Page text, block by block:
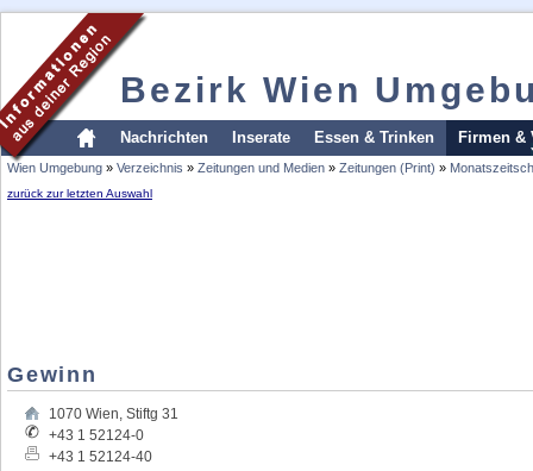
Bezirk Wien
Nachrichten Inserate Essen & Trinken Firmen &
Wien Umgebung » Verzeichnis » Zeitungen und Medien » Zeitungen (Print) »
zurück zur letzten Auswahl
Gewinn
1070 Wien, Stiftg 31
+43 1 52124-0
+43 1 52124-40